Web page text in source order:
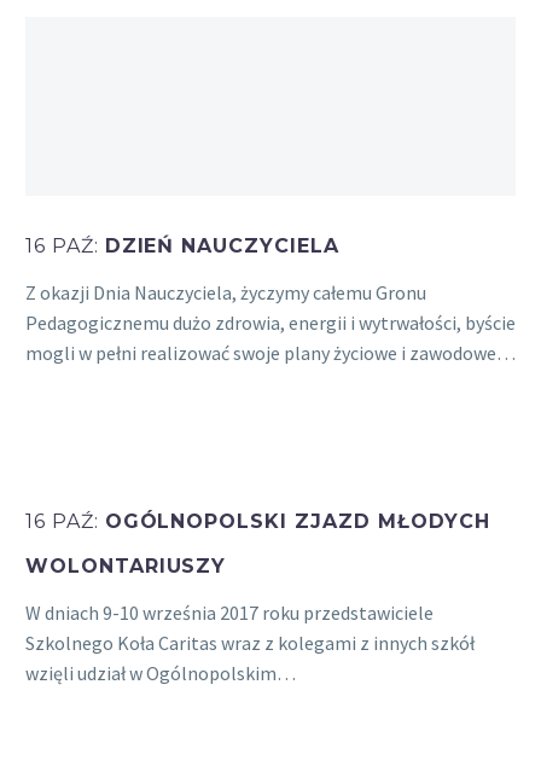
16 PAŹ: DZIEŃ NAUCZYCIELA
Z okazji Dnia Nauczyciela, życzymy całemu Gronu
Pedagogicznemu dużo zdrowia, energii i wytrwałości, byście
mogli w pełni realizować swoje plany życiowe i zawodowe…
16 PAŹ: OGÓLNOPOLSKI ZJAZD MŁODYCH
WOLONTARIUSZY
W dniach 9-10 września 2017 roku przedstawiciele
Szkolnego Koła Caritas wraz z kolegami z innych szkół
wzięli udział w Ogólnopolskim…